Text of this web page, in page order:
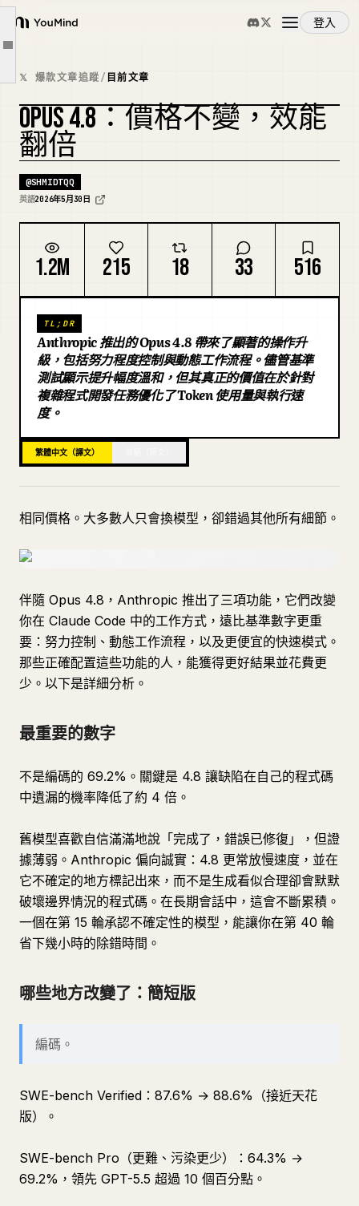
YouMind
登入
概覽
使用案例
技能
提示詞
定價
下載
部落格
更新
文章大綱
功能 2. 快速模式（便宜 3 倍）
Claude Code 設定範例（入門模板）
安裝 Opus 4.8：三種方法
遷移檢查清單：從 4.7 到 4.8
速查卡：所有資訊一覽
𝕏 爆款文章追蹤/ 目前文章
複刻封面
OPUS 4.8：價格不變，效能
翻倍
@SHMIDTQQ
英語2026年5月30日
1.2M 215 18 33 516
TL;DR
Anthropic 推出的 Opus 4.8 帶來了顯著的操作升
級，包括努力程度控制與動態工作流程。儘管基準
測試顯示提升幅度溫和，但其真正的價值在於針對
複雜程式開發任務優化了 Token 使用量與執行速
度。
繁體中文（譯文）
相同價格。大多數人只會換模型，卻錯過其他所有細節。
伴隨 Opus 4.8，Anthropic 推出了三項功能，它們改變
你在 Claude Code 中的工作方式，遠比基準數字更重
要：努力控制、動態工作流程，以及更便宜的快速模式。
那些正確配置這些功能的人，能獲得更好結果並花費更
少。以下是詳細分析。
最重要的數字
不是編碼的 69.2%。關鍵是 4.8 讓缺陷在自己的程式碼
中遺漏的機率降低了約 4 倍。
舊模型喜歡自信滿滿地說「完成了，錯誤已修復」，但證
據薄弱。Anthropic 偏向誠實：4.8 更常放慢速度，並在
它不確定的地方標記出來，而不是生成看似合理卻會默默
破壞邊界情況的程式碼。在長期會話中，這會不斷累積。
一個在第 15 輪承認不確定性的模型，能讓你在第 40 輪
省下幾小時的除錯時間。
哪些地方改變了：簡短版
編碼。
SWE-bench Verified：87.6% → 88.6%（接近天花
版）。
SWE-bench Pro（更難、污染更少）：64.3% →
69.2%，領先 GPT-5.5 超過 10 個百分點。